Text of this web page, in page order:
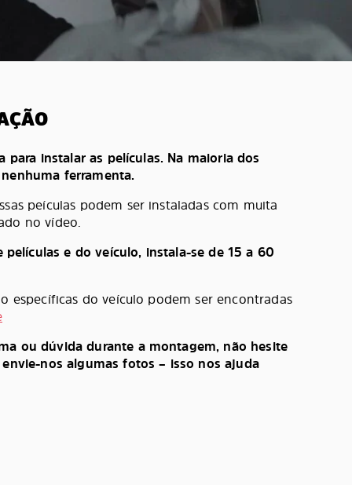
para instalar as películas. Na maioria dos
ferramenta.
peículas podem ser instaladas com muita
no vídeo.
e do veículo, instala-se de 15 a 60
específicas do veículo podem ser encontradas
ou dúvida durante a montagem, não hesite
nos algumas fotos – isso nos ajuda